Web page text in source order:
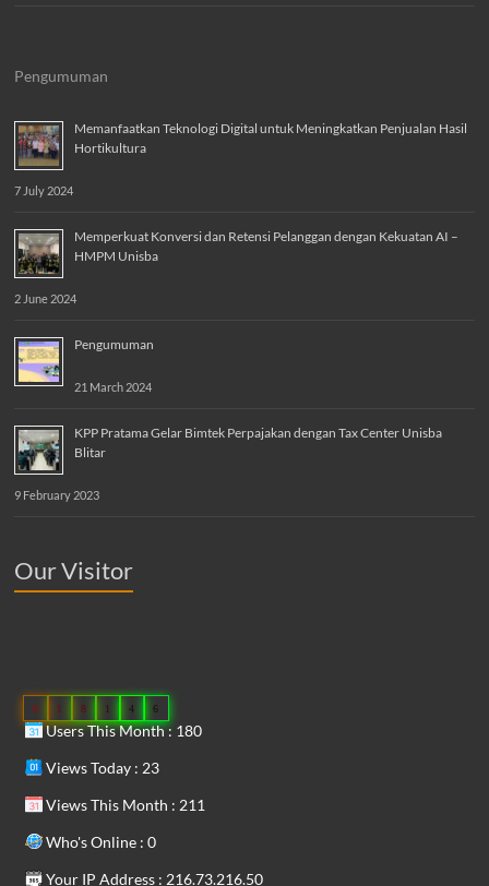
Pengumuman
Memanfaatkan Teknologi Digital untuk Meningkatkan Penjualan Hasil
Hortikultura
7 July 2024
Memperkuat Konversi dan Retensi Pelanggan dengan Kekuatan AI –
HMPM Unisba
2 June 2024
Pengumuman
21 March 2024
KPP Pratama Gelar Bimtek Perpajakan dengan Tax Center Unisba
Blitar
9 February 2023
Our Visitor
0 1 8 1 4 6
Users This Month : 180
Views Today : 23
Views This Month : 211
Who's Online : 0
Your IP Address : 216.73.216.50